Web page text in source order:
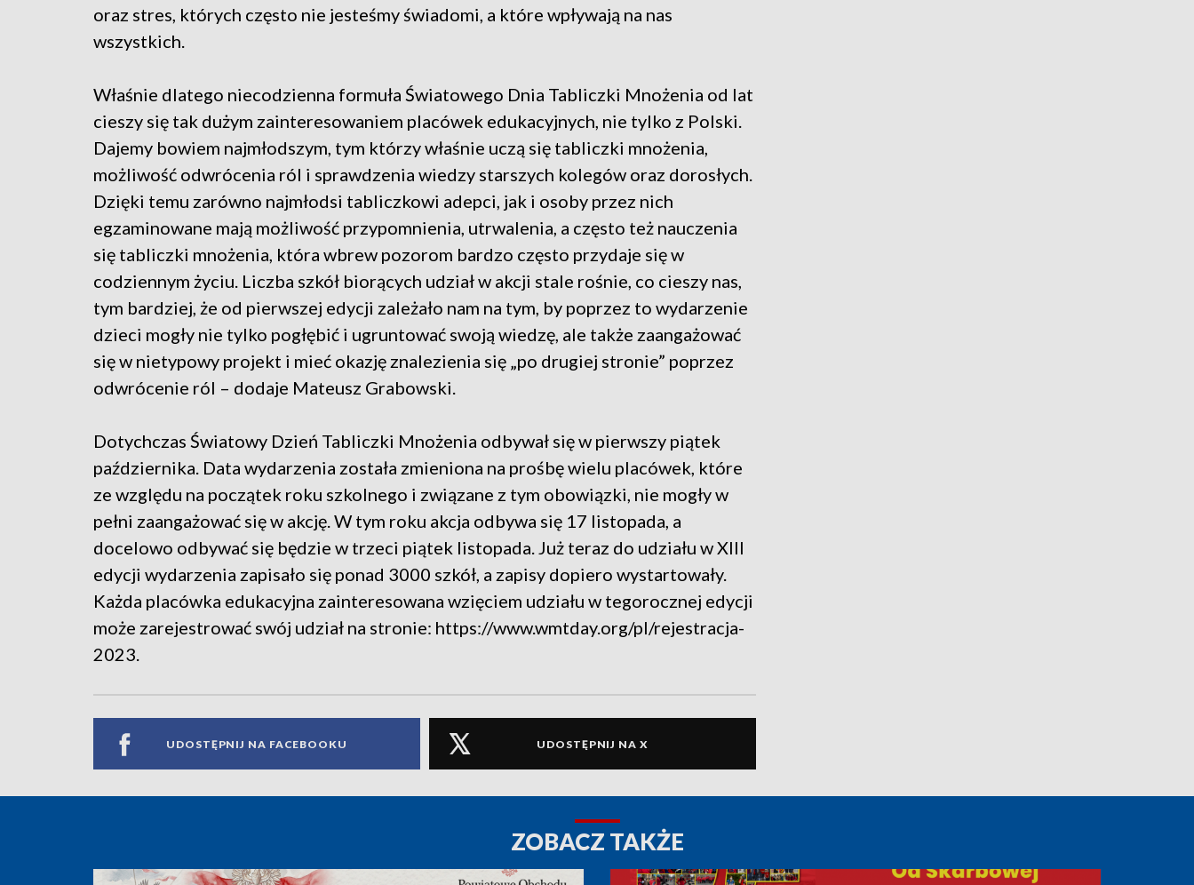
oraz stres, których często nie jesteśmy świadomi, a które wpływają na nas
wszystkich.
Właśnie dlatego niecodzienna formuła Światowego Dnia Tabliczki Mnożenia od lat
cieszy się tak dużym zainteresowaniem placówek edukacyjnych, nie tylko z Polski.
Dajemy bowiem najmłodszym, tym którzy właśnie uczą się tabliczki mnożenia,
możliwość odwrócenia ról i sprawdzenia wiedzy starszych kolegów oraz dorosłych.
Dzięki temu zarówno najmłodsi tabliczkowi adepci, jak i osoby przez nich
egzaminowane mają możliwość przypomnienia, utrwalenia, a często też nauczenia
się tabliczki mnożenia, która wbrew pozorom bardzo często przydaje się w
codziennym życiu. Liczba szkół biorących udział w akcji stale rośnie, co cieszy nas,
tym bardziej, że od pierwszej edycji zależało nam na tym, by poprzez to wydarzenie
dzieci mogły nie tylko pogłębić i ugruntować swoją wiedzę, ale także zaangażować
się w nietypowy projekt i mieć okazję znalezienia się „po drugiej stronie” poprzez
odwrócenie ról – dodaje Mateusz Grabowski.
Dotychczas Światowy Dzień Tabliczki Mnożenia odbywał się w pierwszy piątek
października. Data wydarzenia została zmieniona na prośbę wielu placówek, które
ze względu na początek roku szkolnego i związane z tym obowiązki, nie mogły w
pełni zaangażować się w akcję. W tym roku akcja odbywa się 17 listopada, a
docelowo odbywać się będzie w trzeci piątek listopada. Już teraz do udziału w XIII
edycji wydarzenia zapisało się ponad 3000 szkół, a zapisy dopiero wystartowały.
Każda placówka edukacyjna zainteresowana wzięciem udziału w tegorocznej edycji
może zarejestrować swój udział na stronie: https://www.wmtday.org/pl/rejestracja-
2023.
UDOSTĘPNIJ NA FACEBOOKU UDOSTĘPNIJ NA X
ZOBACZ TAKŻE